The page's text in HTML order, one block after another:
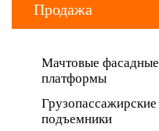
Продажа
Мачтовые фасадные
платформы
Грузопассажирские
подъемники